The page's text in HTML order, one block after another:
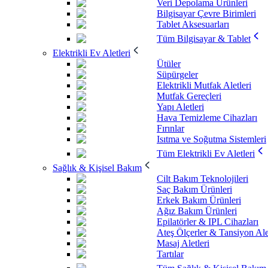
Veri Depolama Ürünleri
Bilgisayar Çevre Birimleri
Tablet Aksesuarları
Tüm Bilgisayar & Tablet
Elektrikli Ev Aletleri
Ütüler
Süpürgeler
Elektrikli Mutfak Aletleri
Mutfak Gereçleri
Yapı Aletleri
Hava Temizleme Cihazları
Fırınlar
Isıtma ve Soğutma Sistemleri
Tüm Elektrikli Ev Aletleri
Sağlık & Kişisel Bakım
Cilt Bakım Teknolojileri
Saç Bakım Ürünleri
Erkek Bakım Ürünleri
Ağız Bakım Ürünleri
Epilatörler & IPL Cihazları
Ateş Ölçerler & Tansiyon
Masaj Aletleri
Tartılar